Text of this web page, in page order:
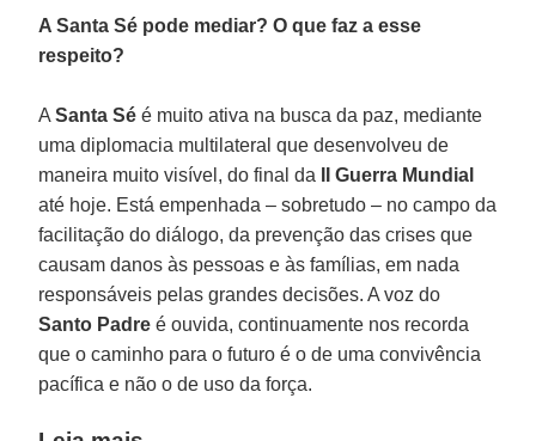
A Santa Sé pode mediar? O que faz a esse
respeito?
ASanta Sé é muito ativa na busca da paz, mediante
uma diplomacia multilateral que desenvolveu de
maneira muito visível, do final da
II Guerra Mundial
até hoje. Está empenhada – sobretudo – no campo da
facilitação do diálogo, da prevenção das crises que
causam danos às pessoas e às famílias, em nada
responsáveis pelas grandes decisões. A voz do
Santo Padre é ouvida, continuamente nos recorda
que o caminho para o futuro é o de uma convivência
pacífica e não o de uso da força.